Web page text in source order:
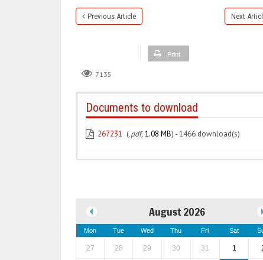
Previous Article Next
Print
7135
Documents to download
267231 (.pdf,1.08 MB) - 1466 download(s)
August 2026
Mon Tue Wed Thu Fri Sat
27 28 29 30 31 1